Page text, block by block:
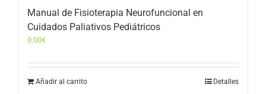
Manual de Fisioterapia Neurofuncional en
Cuidados Paliativos Pediátricos
0,00€
Añadir al carrito Detalles